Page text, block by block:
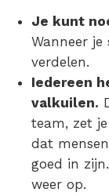
Je kunt
Wanneer
verdelen.
Iedereen
valkuilen.
team, zet
dat
goed in
weer op.